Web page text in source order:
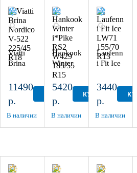
Viatti
Brina
V-522
R18
11490
р.
В наличии
Hankook
Winter
i*Pike
RS2
185/55
R15
5420
р.
КУПИТЬ
В наличии
Laufenn
i Fit Ice
155/70
3440
р.
В наличии